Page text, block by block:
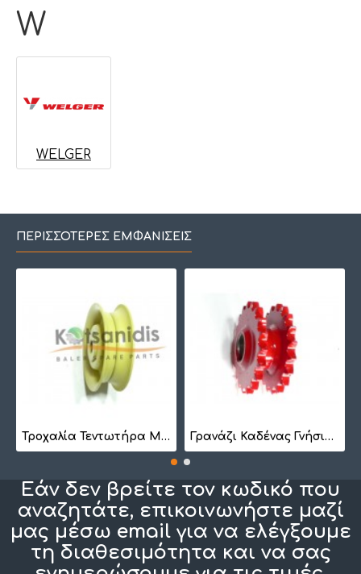
W
WELGER
ΠΕΡΙΣΣΌΤΕΡΕΣ ΕΜΦΑΝΊΣΕΙΣ
Τροχαλία Τεντωτήρα Μικρή BS 1022 Γρανάζι Καδένας Γνήσιο 1257410201
Εάν δεν βρείτε τον κωδικό που
αναζητάτε, επικοινωνήστε μαζί
μας μέσω email για να ελέγξουμε
τη διαθεσιμότητα και να σας